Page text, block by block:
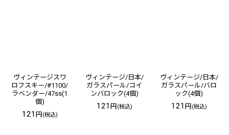
ヴィンテージスワ
ロフスキー/#1100/
ラベンダー/47ss(1
個)
121 円 (税込)
ヴィンテージ/日本/
ガラスパール/コイ
ンバロック(4個)
121 円 (税込)
ヴィンテージ/日本/
ガラスパール/バロ
ック(4個)
121 円 (税込)